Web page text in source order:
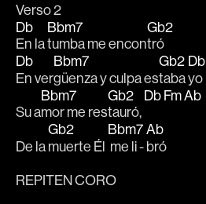
Verso 2
Db
En la
Bbm7
tumba me encon
Gb2
tró
Db
En ver
Bbm7
güenza y culpa es
Gb2
taba
Db
yo
Su a
Bbm7
mor me res
Gb2
tauró,
DbFmAb
De la
Gb2
muerte Él
Bbm7
me li -
Ab
bró
REPITEN CORO